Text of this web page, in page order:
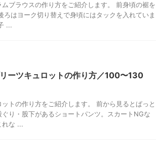
ブラウスの作り方をご紹介します。 前身頃の裾を
はヨーク切り替えで身頃にはタックを入れていま
...
ーツキュロットの作り方／100〜130
トの作り方をご紹介します。 前から見るとぱっと
り・股下があるショートパンツ。スカートNGな
れな ...